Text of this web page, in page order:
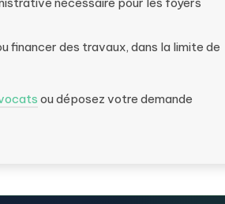
financer des travaux, dans la limite de
ou déposez votre demande